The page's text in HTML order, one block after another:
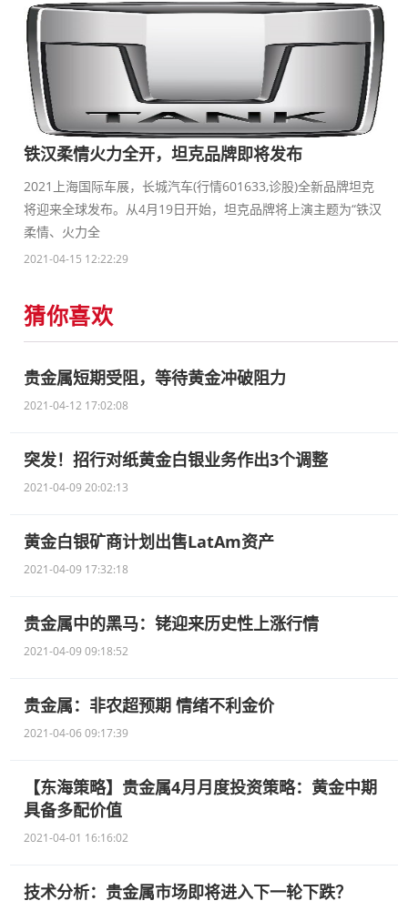
铁汉柔情火力全开，坦克品牌即将发布
2021上海国际车展，长城汽车(行情601633,诊股)全新品牌坦克
将迎来全球发布。从4月19日开始，坦克品牌将上演主题为“铁汉
柔情、火力全
2021-04-15 12:22:29
猜你喜欢
贵金属短期受阻，等待黄金冲破阻力
2021-04-12 17:02:08
突发！招行对纸黄金白银业务作出3个调整
2021-04-09 20:02:13
黄金白银矿商计划出售LatAm资产
2021-04-09 17:32:18
贵金属中的黑马：铑迎来历史性上涨行情
2021-04-09 09:18:52
贵金属：非农超预期 情绪不利金价
2021-04-06 09:17:39
【东海策略】贵金属4月月度投资策略：黄金中期
具备多配价值
2021-04-01 16:16:02
技术分析：贵金属市场即将进入下一轮下跌？